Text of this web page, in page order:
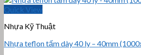
Quick View
Nhựa Kỹ Thuật
Nhựa teflon tấm dày 40 ly – 40mm